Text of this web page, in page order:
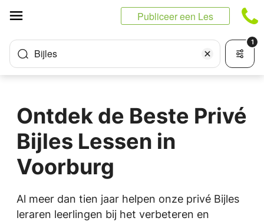
Publiceer een Les
Bijles
1
Ontdek de Beste Privé
Bijles Lessen in
Voorburg
Al meer dan tien jaar helpen onze privé Bijles
leraren leerlingen bij het verbeteren en